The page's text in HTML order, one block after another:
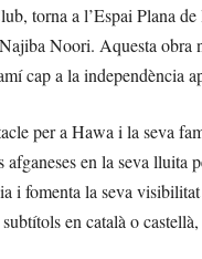
torna a l’Espai Plana
Noori. Aquesta obra
cap a la independència
per a Hawa i la seva
en la seva lluita
i fomenta la seva
en català o